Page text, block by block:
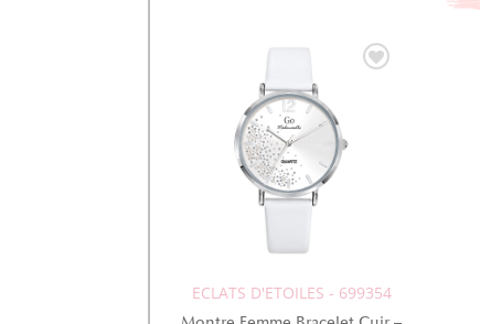
ECLATS D'ETOILES - 699354